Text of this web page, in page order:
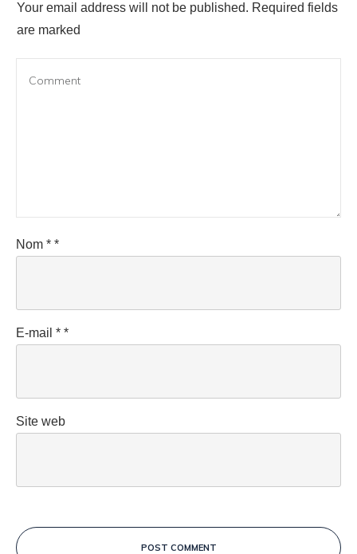
Your email address will not be published. Required fields
are marked
Nom * *
E-mail * *
Site web
POST COMMENT